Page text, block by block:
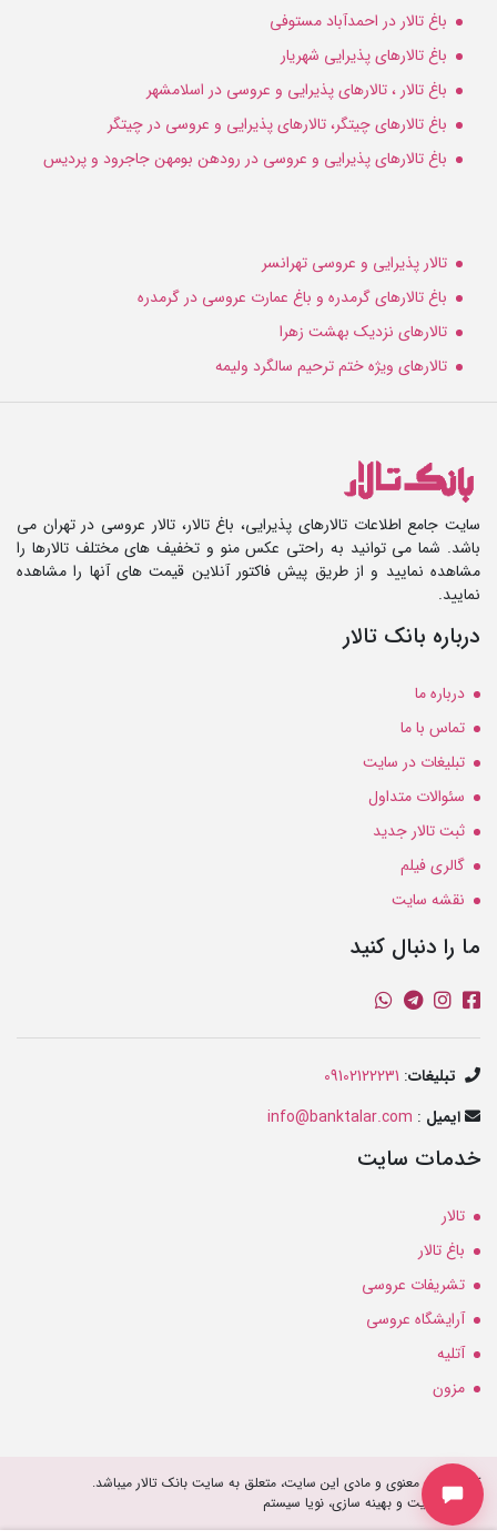
باغ تالار در احمدآباد مستوفی
باغ تالارهای پذیرایی شهریار
باغ تالار ، تالارهای پذیرایی و عروسی در اسلامشهر
باغ تالارهای چیتگر، تالارهای پذیرایی و عروسی در چیتگر
باغ تالارهای پذیرایی و عروسی در رودهن بومهن جاجرود و پردیس
تالار پذیرایی و عروسی تهرانسر
باغ تالارهای گرمدره و باغ عمارت عروسی در گرمدره
تالارهای نزدیک بهشت زهرا
تالارهای ویژه ختم ترحیم سالگرد ولیمه
سایت جامع اطلاعات تالارهای پذیرایی، باغ تالار، تالار عروسی در تهران می
باشد. شما می توانید به راحتی عکس منو و تخفیف های مختلف تالارها را
مشاهده نمایید و از طریق پیش فاکتور آنلاین قیمت های آنها را مشاهده
نمایید.
درباره بانک تالار
درباره ما
تماس با ما
تبلیغات در سایت
سئوالات متداول
ثبت تالار جدید
گالری فیلم
نقشه سایت
ما را دنبال کنید
تبلیغات:
09102122231
ایمیل :
info@banktalar.com
خدمات سایت
تالار
باغ تالار
تشریفات عروسی
آرایشگاه عروسی
آتلیه
مزون
کلیه حقوق معنوی و مادی این سایت، متعلق به سایت بانک تالار میباشد.
طراحی سایت و بهینه سازی، نویا سیستم